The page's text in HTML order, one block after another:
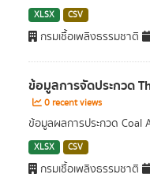
XLSX CSV
กรมเชื้อเพลิงธรรมชาติ
ข้อมูลการจัดประกวด
0 recent views
ข้อมูลผลการประกวด Coal
XLSX CSV
กรมเชื้อเพลิงธรรมชาติ